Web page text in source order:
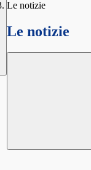
Le notizie
Le notizie